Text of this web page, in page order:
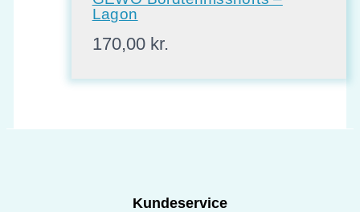
Lagon
170,00 kr.
Kundeservice